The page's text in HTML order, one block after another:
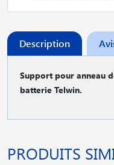
Description
Support pour anneau
batterie Telwin.
PRODUITS